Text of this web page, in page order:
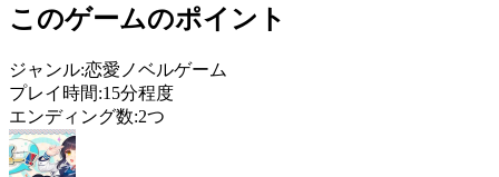
このゲームのポイント
ジャンル:恋愛ノベルゲーム
プレイ時間:15分程度
エンディング数:2つ